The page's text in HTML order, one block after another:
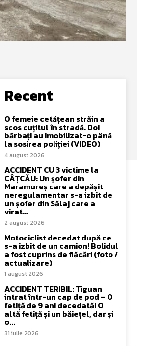
Recent
O femeie cetățean străin a
scos cuțitul în stradă. Doi
bărbați au imobilizat-o până
la sosirea poliției (VIDEO)
4 august 2026
ACCIDENT CU 3 victime la
CÂȚCĂU: Un șofer din
Maramureș care a depășit
neregulamentar s-a izbit de
un șofer din Sălaj care a
virat...
2 august 2026
Motociclist decedat după ce
s-a izbit de un camion! Bolidul
a fost cuprins de flăcări (foto /
actualizare)
1 august 2026
ACCIDENT TERIBIL: Tiguan
intrat într-un cap de pod – O
fetiță de 9 ani decedată! O
altă fetiță și un băiețel, dar și
o...
31 iulie 2026